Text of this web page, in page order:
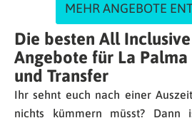
MEHR ANGEBOTE
Die besten All
Angebote für La
und Transfer
Ihr sehnt euch nach einer
nichts kümmern müsst? Dann